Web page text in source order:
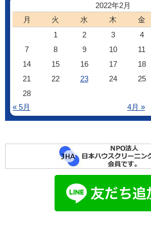
2022年2月
月
火 水 木 金
« 5月 4月 »
1 2 3 4
7
8 9 10 11
14
15 16 17 18
21
22 23 24 25
28